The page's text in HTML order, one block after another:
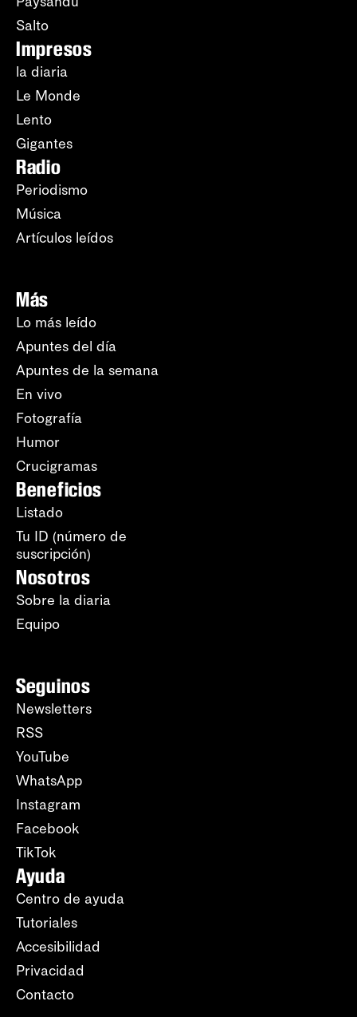
Salto
Impresos
la diaria
Le Monde
Lento
Gigantes
Radio
Periodismo
Música
Artículos leídos
Más
Lo más leído
Apuntes del día
Apuntes de la semana
En vivo
Fotografía
Humor
Crucigramas
Beneficios
Listado
Tu ID (número de
suscripción)
Nosotros
Sobre la diaria
Equipo
Seguinos
Newsletters
RSS
YouTube
WhatsApp
Instagram
Facebook
TikTok
Ayuda
Centro de ayuda
Tutoriales
Accesibilidad
Privacidad
Contacto